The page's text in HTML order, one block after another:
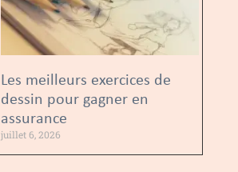
Les meilleurs exercices de
dessin pour gagner en
assurance
juillet 6, 2026